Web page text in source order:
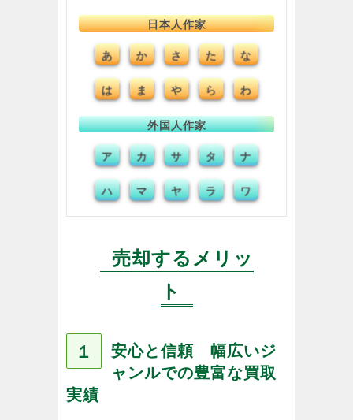
日本人作家
あ か さ た な
は ま や ら わ
外国人作家
ア カ サ タ ナ
ハ マ ヤ ラ ワ
売却するメリッ
ト
１
安心と信頼 幅広いジ
ャンルでの豊富な買取
実績